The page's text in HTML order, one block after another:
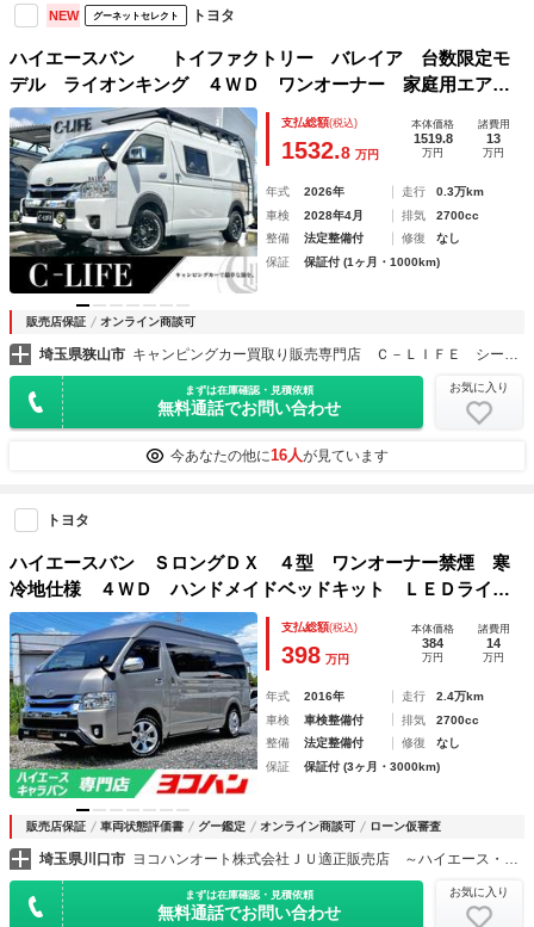
NEW グーネットセレクト トヨタ
ハイエースバン トイファクトリー バレイア 台数限定モ
デル ライオンキング ４ＷＤ ワンオーナー 家庭用エアコ
ン ＦＦヒーター オーリンズ前後ショック トイ純正スタ
ビ ＪＡＯＳスキッドバー ルーフキャリア ソーラー
支払総額(税込)
1532.8 万円
本体価格
1519.8
万円
諸費用
13
万円
年式 2026年 走行
0.3万km
車検
2028年4月 排気
2700cc
整備
法定整備付 修復
なし
保証
保証付 (1ヶ月・1000km)
販売店保証 オンライン商談可
埼玉県狭山市
まずは在庫確認・見積依頼
無料通話でお問い合わせ
お気に入り
今あなたの他に16人が見ています
トヨタ
ハイエースバン ＳロングＤＸ ４型 ワンオーナー禁煙 寒
冷地仕様 ４ＷＤ ハンドメイドベッドキット ＬＥＤライ
ト バンパーガード 電動スライド スーパーＧＬ用シート
Ｗエアコン ＷエアＢ 社外ナビ ＥＴＣ バックカメラ
支払総額(税込)
398 万円
本体価格
384
万円
諸費用
14
万円
年式 2016年 走行
2.4万km
車検
車検整備付 排気
2700cc
整備
法定整備付 修復
なし
保証
保証付 (3ヶ月・3000km)
販売店保証 車両状態評価書 グー鑑定 オンライン商談可 ローン仮審査
埼玉県川口市
まずは在庫確認・見積依頼
無料通話でお問い合わせ
お気に入り